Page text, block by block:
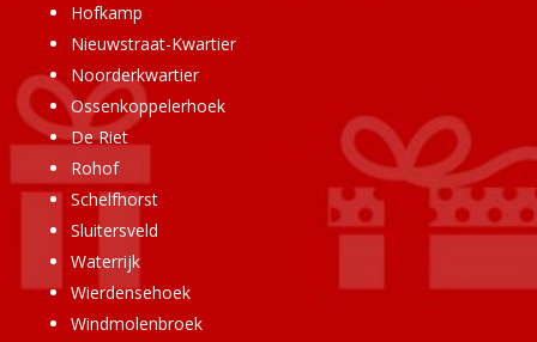
Hofkamp
Nieuwstraat-Kwartier
Noorderkwartier
Ossenkoppelerhoek
De Riet
Rohof
Schelfhorst
Sluitersveld
Waterrijk
Wierdensehoek
Windmolenbroek